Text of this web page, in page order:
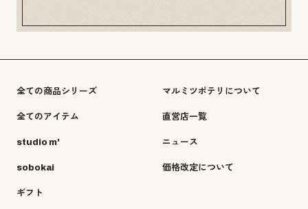
全ての商品シリーズ
全てのアイテム
studio m'
sobokai
ギフト
マルミツポテリについて
直営店一覧
ニュース
価格改定について